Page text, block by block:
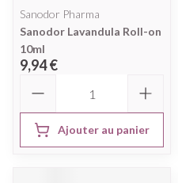
Sanodor Pharma
Sanodor Lavandula Roll-on
10ml
9,94 €
Ajouter au panier